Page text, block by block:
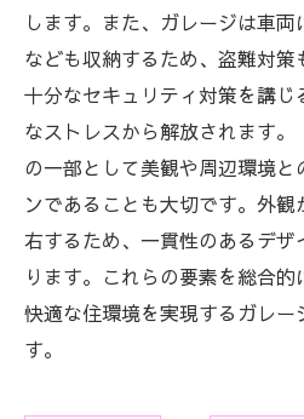
します。また、ガレージは車
なども収納するため、盗難対策
十分なセキュリティ対策を講
なストレスから解放されます
の一部として美観や周辺環境
ンであることも大切です。外
右するため、一貫性のあるデザ
ります。これらの要素を総合
快適な住環境を実現するガレー
す。